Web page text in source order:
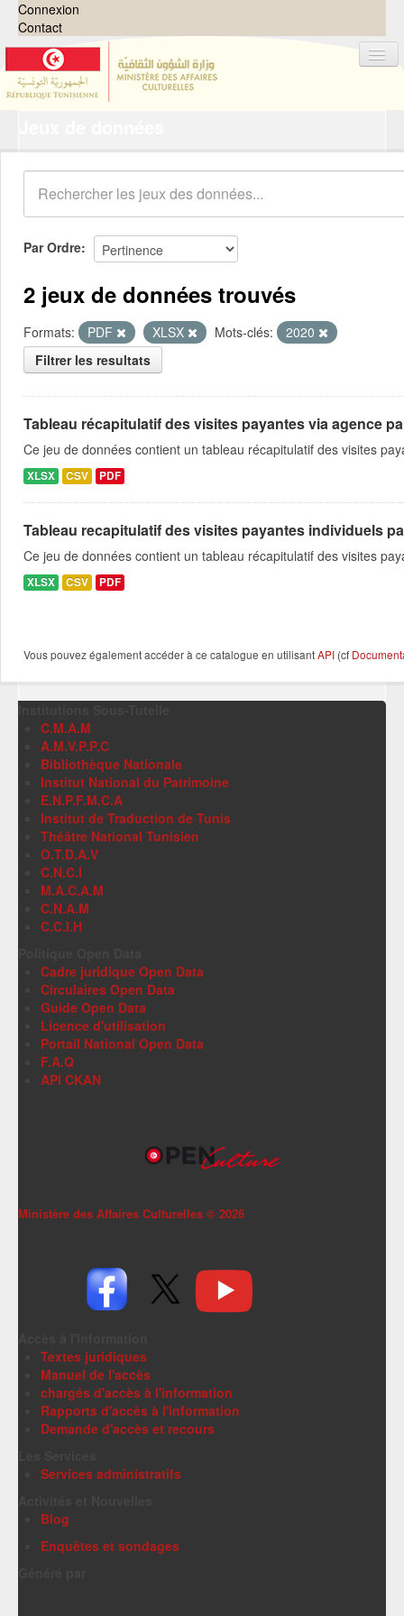
Connexion
Contact
Organisations
Groupes
Demandes 0
À propos
Par Ordre
2 jeux de données trouvés
Formats: PDF XLSX Mots-clés:
2020
Filtrer les resultats
Tableau récapitulatif des visites payantes via agence
Ce jeu de données contient un tableau récapitulatif des visites
XLSX CSV PDF
Tableau recapitulatif des visites payantes individuels
Ce jeu de données contient un tableau récapitulatif des visites
XLSX CSV PDF
Vous pouvez également accéder à ce catalogue en utilisantAPI (cf
C.M.A.M
A.M.V.P.P.C
Bibliothèque Nationale
Institut National du Patrimoine
E.N.P.F.M.C.A
Institut de Traduction de Tunis
Théâtre National Tunisien
O.T.D.A.V
C.N.C.I
M.A.C.A.M
C.N.A.M
C.C.I.H
Cadre juridique Open Data
Circulaires Open Data
Guide Open Data
Licence d'utilisation
Portail National Open Data
F.A.Q
API CKAN
Ministère des Affaires Culturelles © 2026
Textes juridiques
Manuel de l'accès
chargés d'accès à l'information
Rapports d'accès à l'information
Demande d'accès et recours
Services administratifs
Blog
Enquêtes et sondages